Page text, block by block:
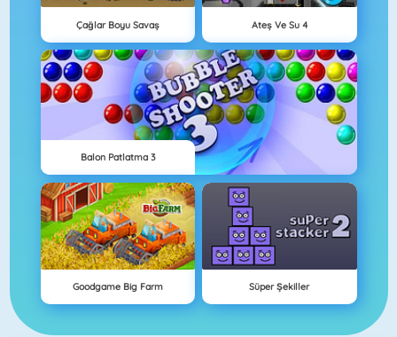
Çağlar Boyu Savaş Ateş Ve Su 4
Balon Patlatma 3
Goodgame Big Farm Süper Şekiller